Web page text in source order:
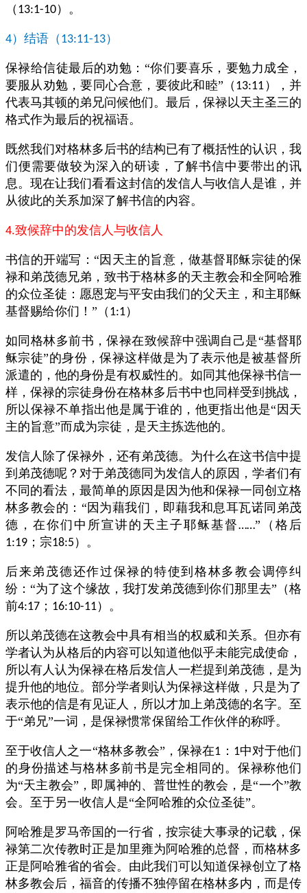
（ 13:1-10）。
4）结语（ 13:11-13）
保禄给信徒最后的劝勉：“你们要喜乐，要勉力成全，
要服从劝勉，要同心合意，要彼此和睦”（ 13:11 ），并
代表马其顿的弟兄问候他们。最后，保禄以天主圣三的
格式作为最后的祝福语。
既然我们对格林多后书的结构已有了概括性的认识，我
们便需要做较为深入的研读，了解书信中要带出的讯
息。现在让我们看看这封信的发信人与收信人是谁，并
从彼此的关系加深了解书信的内容。
4.致候辞中的发信人与收信人
书信的开端写：“因天主的旨意，做基督耶稣宗徒的保
禄和弟茂德兄弟，致书于格林多的天主教会和全阿哈雅
的众位圣徒：愿恩宠与平安由我们的父天主，和主耶稣
基督赐给你们！”（ 1:1）
如同格林多前书，保禄在致候辞中强调自己是“基督耶
稣宗徒”的身份，保禄这样做是为了表示他是被基督所
派遣的，他的身份是有权威性的。如同其他保禄书信一
样，保禄的宗徒身份在格林多后书中也同样受到挑战，
所以保禄不单指出他是属于谁的，他更指出他是“因天
主的旨意”而成为宗徒，是天主拣选他的。
发信人除了保禄外，还有弟茂德。为什么在这书信中提
到弟茂德呢？对于弟茂德同为发信人的原因，学者们有
不同的看法，最简单的原因是因为他和保禄一同创立格
林多教会的：“因为藉我们，即藉我和息耳瓦诺同弟茂
德，在你们中所宣讲的天主子耶稣基督……”（格后
1:19 ；宗18:5 ）。
后来弟茂德还作过保禄的特使到格林多教会调停纠
纷：“为了这个缘故，我打发弟茂德到你们那里去”（格
前4:17 ； 16:10-11）。
所以弟茂德在这教会中具有相当的权威和关系。但亦有
学者认为从格后的内容可以知道他似乎未能完成使命，
所以有人认为保禄在格后发信人一栏提到弟茂德，是为
提升他的地位。部分学者则认为保禄这样做，只是为了
表示他的信是有见证人，所以才加上弟茂德的名字。至
于“弟兄”一词，是保禄惯常保留给工作伙伴的称呼。
至于收信人之一“格林多教会”，保禄在1 ： 1中对于他们
的身份描述与格林多前书是完全相同的。保禄称他们
为“天主教会”，即属神的、普世性的教会，是“一个”教
会。至于另一收信人是“全阿哈雅的众位圣徒”。
阿哈雅是罗马帝国的一行省，按宗徒大事录的记载，保
禄第二次传教时正是加里雍为阿哈雅的总督，而格林多
正是阿哈雅省的省会。由此我们可以知道保禄创立了格
林多教会后，福音的传播不独停留在格林多内，而是传